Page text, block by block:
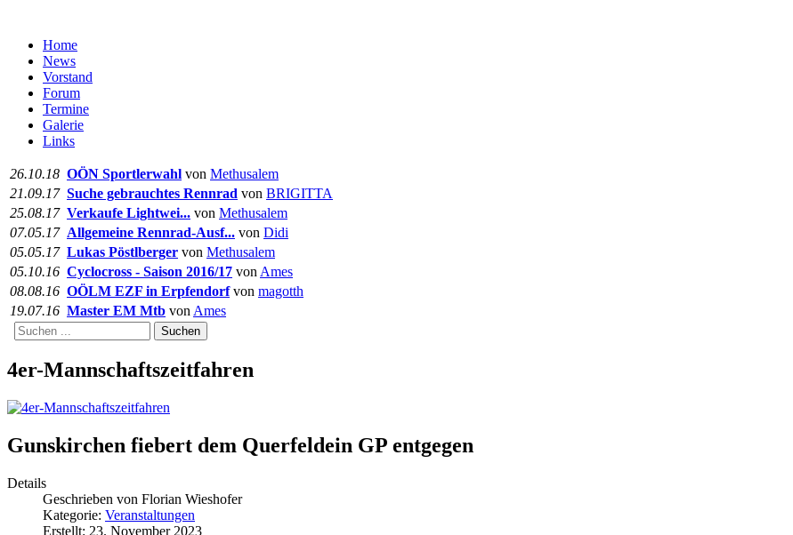
Home
News
Vorstand
Forum
Termine
Galerie
Links
26.10.18 OÖN Sportlerwahl von Methusalem
21.09.17 Suche gebrauchtes Rennrad von BRIGITTA
25.08.17 Verkaufe Lightwei... von Methusalem
07.05.17 Allgemeine Rennrad-Ausf... von Didi
05.05.17 Lukas Pöstlberger von Methusalem
05.10.16 Cyclocross - Saison 2016/17 von Ames
08.08.16 OÖLM EZF in Erpfendorfvon magotth
19.07.16 Master EM Mtb von Ames
Suchen
4er-Mannschaftszeitfahren
Gunskirchen fiebert dem Querfeldein GP entgegen
Details
Geschrieben von Florian Wieshofer
Kategorie: Veranstaltungen
Erstellt: 23. November 2023